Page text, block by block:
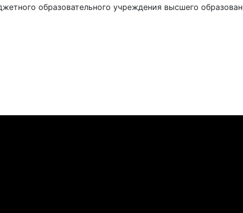
образовательного учреждения высшего